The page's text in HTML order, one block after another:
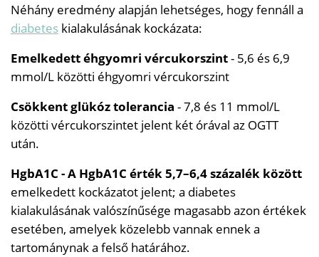
Néhány eredmény alapján lehetséges, hogy fennáll a
diabetes kialakulásának kockázata:
Emelkedett éhgyomri vércukorszint- 5,6 és 6,9
mmol/L közötti éhgyomri vércukorszint
Csökkent glükóz tolerancia - 7,8 és 11 mmol/L
közötti vércukorszintet jelent két órával az OGTT
után.
HgbA1C - A HgbA1C érték 5,7–6,4 százalék között
emelkedett kockázatot jelent; a diabetes
kialakulásának valószínűsége magasabb azon értékek
esetében, amelyek közelebb vannak ennek a
tartománynak a felső határához.